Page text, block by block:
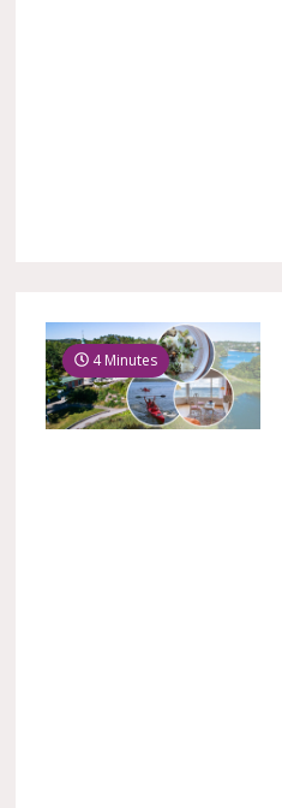
4 Minutes